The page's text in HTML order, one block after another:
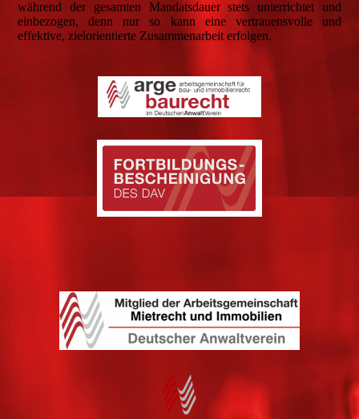
während der gesamten Mandatsdauer stets unterrichtet und
einbezogen, denn nur so kann eine vertrauensvolle und
effektive, zielorientierte Zusammenarbeit erfolgen.